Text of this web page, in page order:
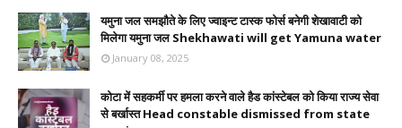
यमुना जल समझौते के लिए ज्वाइन्ट टास्क फोर्स बनेगी शेखावाटी को
मिलेगा यमुना जल Shekhawati will get Yamuna water
January 08, 2025
कोटा में सहकर्मी पर हमला करने वाले हैड कांस्टेबल को किया राज्य सेवा
से बर्खास्त Head constable dismissed from state